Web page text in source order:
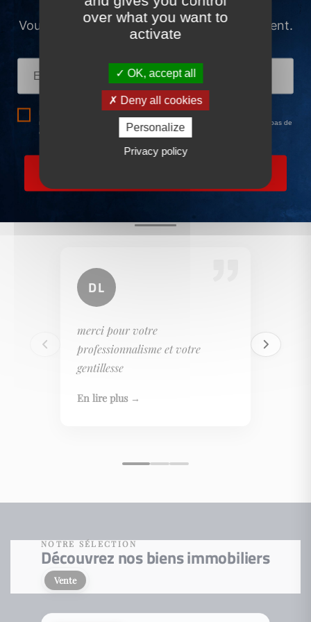
Ce que nos clients disent de
nous
DL
merci pour votre
professionnalisme et votre
gentillesse
En lire plus →
NOTRE SÉLECTION
Découvrez nos biens immobiliers
Vente
over what you want to
activate
OK, accept all
Deny all cookies
Personalize
Privacy policy